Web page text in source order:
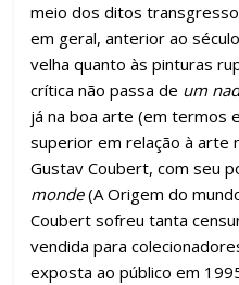
meio dos ditos
em geral, anterior ao
velha quanto às pinturas
crítica não passa de um
já na boa arte (em termos
superior em relação à arte
Gustav Coubert, com seu
monde(A Origem do
Coubert sofreu tanta
vendida para
exposta ao público em